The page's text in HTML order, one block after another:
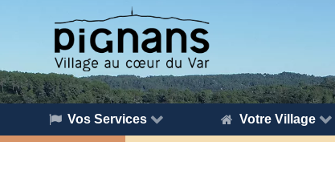
Vos Services Votre Village